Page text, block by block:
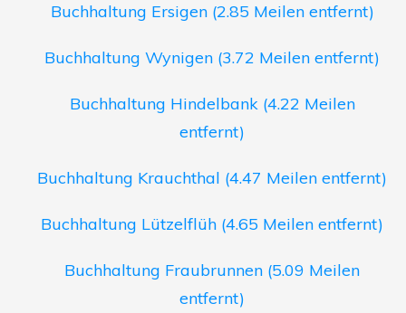
Buchhaltung Ersigen (2.85 Meilen entfernt)
Buchhaltung Wynigen (3.72 Meilen entfernt)
Buchhaltung Hindelbank (4.22 Meilen
entfernt)
Buchhaltung Krauchthal (4.47 Meilen entfernt)
Buchhaltung Lützelflüh (4.65 Meilen entfernt)
Buchhaltung Fraubrunnen (5.09 Meilen
entfernt)